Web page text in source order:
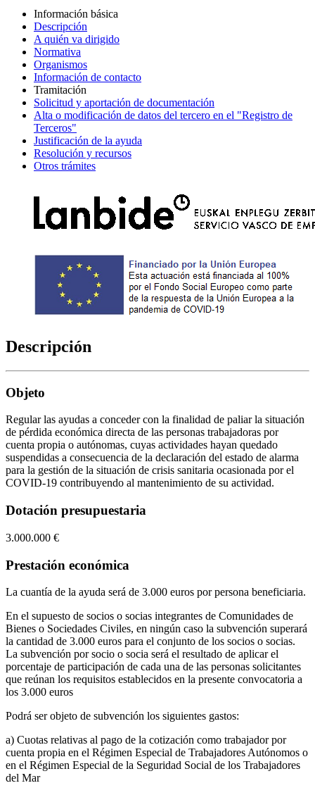
Información básica
Descripción
A quién va dirigido
Normativa
Organismos
Información de contacto
Tramitación
Solicitud y aportación de documentación
Alta o modificación de datos del tercero en el "Registro de
Terceros"
Justificación de la ayuda
Resolución y recursos
Otros trámites
Descripción
Objeto
Regular las ayudas a conceder con la finalidad de paliar la situación
de pérdida económica directa de las personas trabajadoras por
cuenta propia o autónomas, cuyas actividades hayan quedado
suspendidas a consecuencia de la declaración del estado de alarma
para la gestión de la situación de crisis sanitaria ocasionada por el
COVID-19 contribuyendo al mantenimiento de su actividad.
Dotación presupuestaria
3.000.000 €
Prestación económica
La cuantía de la ayuda será de 3.000 euros por persona beneficiaria.
En el supuesto de socios o socias integrantes de Comunidades de
Bienes o Sociedades Civiles, en ningún caso la subvención superará
la cantidad de 3.000 euros para el conjunto de los socios o socias.
La subvención por socio o socia será el resultado de aplicar el
porcentaje de participación de cada una de las personas solicitantes
que reúnan los requisitos establecidos en la presente convocatoria a
los 3.000 euros
Podrá ser objeto de subvención los siguientes gastos:
a) Cuotas relativas al pago de la cotización como trabajador por
cuenta propia en el Régimen Especial de Trabajadores Autónomos o
en el Régimen Especial de la Seguridad Social de los Trabajadores
del Mar